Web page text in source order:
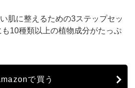
肌に整えるための3ステップセッ
も10種類以上の植物成分がたっぷ
で買う